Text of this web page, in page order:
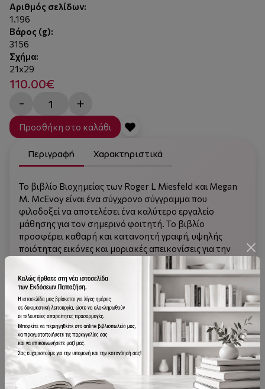
Αριθμός σελίδων:
1.196
Βάρος (g):
3156
Σχήμα:
21x29
110.00€
- +
Προσθήκη στο καλάθι
Περιγραφή Χαρακτηριστικά
Το βιβλίο Βιοχημείας των Roger L Miesfeld και Megan
M. McEvoy είναι ένα σύγχρονο σύγγραμμα που
φιλοδοξεί να αποτελέσει ένα καλύτερο εργαλείο
μάθησης για τον σημερινό φοιτητή. Το βιβλίο
προσφέρει καθαρή και κατανοητή γραφή, υψηλής
ποιότητας εικόνες και μοριακές απεικονίσεις για την
καλύτερη απεικόνιση των εννοιών και παραδείγματα
καθημερινής Βιοχημείας. Η παρούσα δεύτερη έκδοση
του βιβλίου ανανεώθηκε προκειμένου να συμπεριλάβει
τις βασικές ερευνητικές εξελίξεις στον τομέα της
Βιοχημείας από την πρώτη έκδοση, και περιέχει
επιπρόσθετες χημικές λεπτομέρειες και χημικές δομές
φαρμάκων και μεταβολιτών σε επιλεγμένους
μηχανισμούς αντίδρασης για να ενισχυθεί η μάθηση. Η
Βιοχημεία των Miesfeld και McEvoy επικεντρώνεται
στη διδασκαλία των φοιτητών στα μεγάλα θέματα της
Βιοχημείας: τη σπουδαιότητα της σχέσης μοριακής